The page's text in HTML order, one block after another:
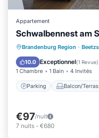
Appartement
Schwalbennest am
Brandenburg Region ·
10.0 Exceptionnel(1 Revue)
1 Chambre 1 Bain 4 Invités
Parking Balcon/
Parking
Internet
€97/nuit
7 nuits - €680